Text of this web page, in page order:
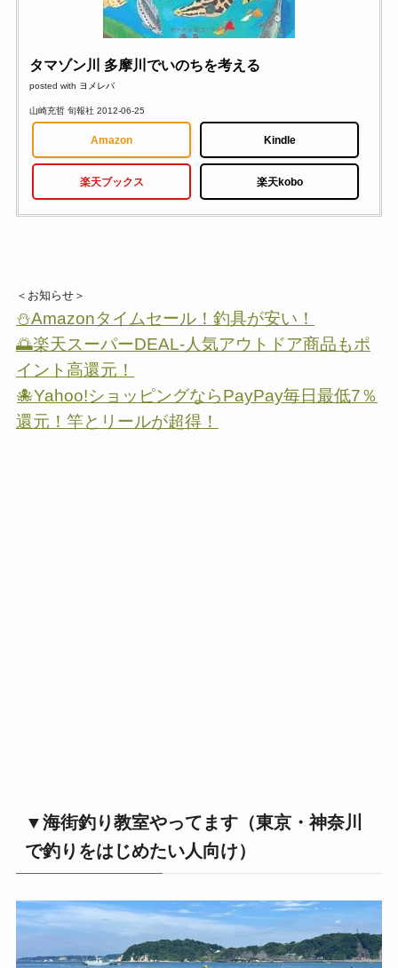
タマゾン川 多摩川でいのちを考える
posted with ヨメレバ
山崎充哲 旬報社 2012-06-25
Amazon Kindle
楽天ブックス 楽天kobo
＜お知らせ＞
⛄Amazonタイムセール！釣具が安い！
🌅楽天スーパーDEAL-人気アウトドア商品もポ
イント高還元！
🐙Yahoo!ショッピングならPayPay毎日最低7％
還元！竿とリールが超得！
▼海街釣り教室やってます（東京・神奈川
で釣りをはじめたい人向け）